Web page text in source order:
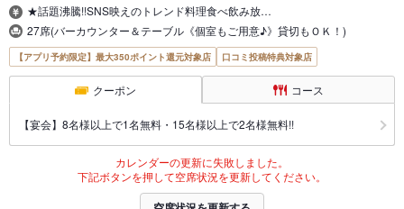
★話題沸騰!!SNS映えのトレンド料理食べ飲み放…
27席(バーカウンター＆テーブル《個室もご用意♪》貸切もＯＫ！)
【アプリ予約限定】最大350ポイント還元対象店 口コミ投稿特典対象店
クーポン コース
【宴会】8名様以上で1名無料・15名様以上で2名様無料!!
カレンダーの更新に失敗しました。
下記ボタンを押して空席状況を更新してください。